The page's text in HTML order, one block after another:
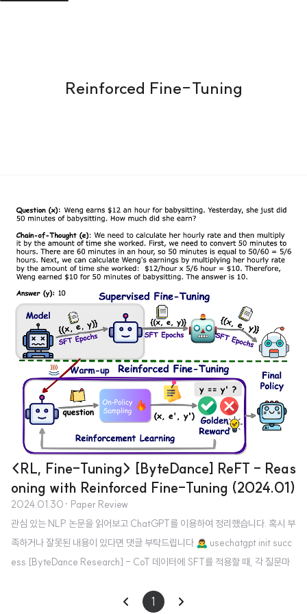
Reinforced Fine-Tuning
<RL, Fine-Tuning> [ByteDance] ReFT - Reas
oning with Reinforced Fine-Tuning (2024.01)
2024.01.30 · Paper Review
관심 있는 NLP 논문을 읽어보고 ChatGPT를 이용하여 정리했습니다. 혹시 부
족하거나 잘못된 내용이 있다면 댓글 부탁드립니다 🙇‍♂️ usechatgpt init succ
ess [ByteDance Research] - CoT 데이터에 SFT를 적용할 때, 각 질문마
푸는 세 개의 벤치마크(GSM8K, MathQA, SVAMP)를 통해 뛰어난 gener
1